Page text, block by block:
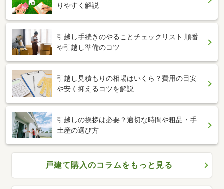
りやすく解説
引越し手続きのやることチェックリスト 順番
や引越し準備のコツ
引越し見積もりの相場はいくら？費用の目安
や安く抑えるコツを解説
引越しの挨拶は必要？適切な時間や粗品・手
土産の選び方
戸建て購入のコラムをもっと見る